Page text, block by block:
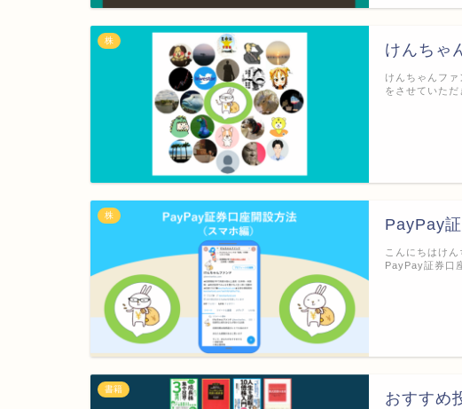
株
けんちゃ
けんちゃんフ
をさせていた
株
PayPay
こんにちはけ
PayPay証券口
書籍
おすすめ